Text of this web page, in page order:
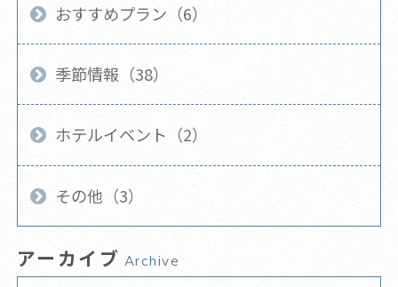
おすすめプラン（6）
季節情報（38）
ホテルイベント（2）
その他（3）
アーカイブ Archive